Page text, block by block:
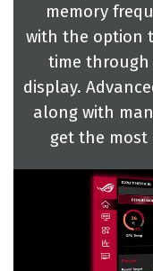
memory
with the option
time through
display.
along with
get the